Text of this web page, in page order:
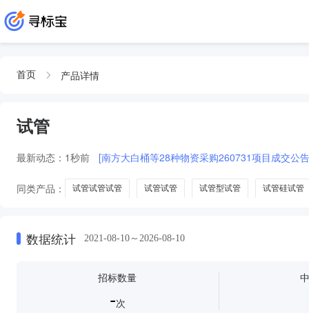
首页 产品详情
试管
最新动态： 1秒前 [南方大白桶等28种物资采购260731项目成交公
同类产品： 试管试管试管 试管试管 试管型试管 试管硅试管
数据统计 2021-08-10～2026-08-10
招标数量
-次